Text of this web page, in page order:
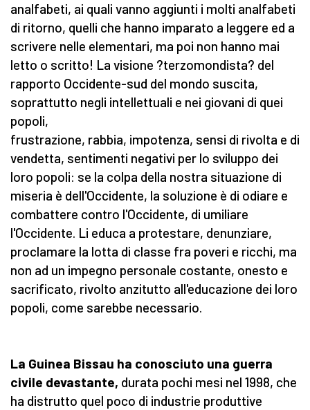
analfabeti, ai quali vanno aggiunti i molti analfabeti
di ritorno, quelli che hanno imparato a leggere ed a
scrivere nelle elementari, ma poi non hanno mai
letto o scritto! La visione ?terzomondista? del
rapporto Occidente-sud del mondo suscita,
soprattutto negli intellettuali e nei giovani di quei
popoli,
frustrazione, rabbia, impotenza, sensi di rivolta e di
vendetta, sentimenti negativi per lo sviluppo dei
loro popoli: se la colpa della nostra situazione di
miseria è dell'Occidente, la soluzione è di odiare e
combattere contro l'Occidente, di umiliare
l'Occidente. Li educa a protestare, denunziare,
proclamare la lotta di classe fra poveri e ricchi, ma
non ad un impegno personale costante, onesto e
sacrificato, rivolto anzitutto all'educazione dei loro
popoli, come sarebbe necessario.
La Guinea Bissau ha conosciuto una guerra
civile devastante, durata pochi mesi nel 1998, che
ha distrutto quel poco di industrie produttive